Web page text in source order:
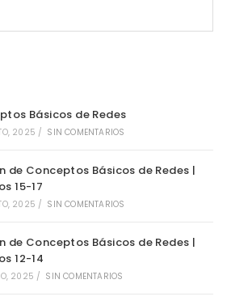
Básicos de Redes
2025 / SIN COMENTARIOS
de Conceptos Básicos de Redes |
15-17
2025 / SIN COMENTARIOS
de Conceptos Básicos de Redes |
12-14
2025 / SIN COMENTARIOS